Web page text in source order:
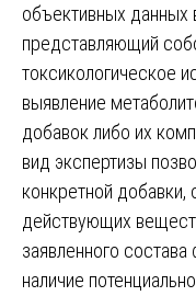
объективных данных
представляющий
токсикологическое
выявление
добавок либо их
вид экспертизы
конкретной
действующих
заявленного
наличие